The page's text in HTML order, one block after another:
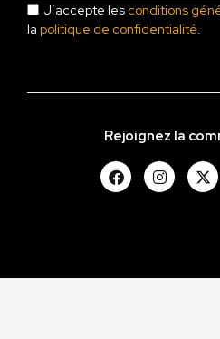
J’accepte les conditions
la politique de confidentialité.
Rejoignez la